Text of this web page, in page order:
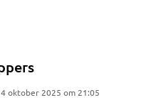
oktober 2025 om 21:05